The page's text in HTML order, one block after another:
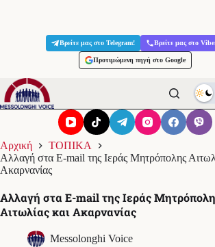
Βρείτε μας στο Telegram! Βρείτε μας στο
Προτιμώμενη πηγή στο Google
Αρχική
ΤΟΠΙΚΑ
Αλλαγή στα E-mail της Ιεράς Μητρόπολης
Ακαρνανίας
Αλλαγή στα E-mail της Ιεράς
Αιτωλίας και Ακαρνανίας
Messolonghi Voice